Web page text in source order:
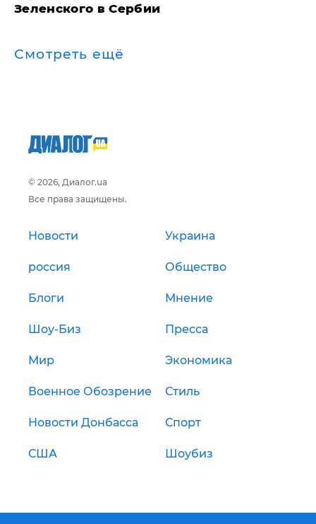
Зеленского в Сербии
Смотреть ещё
© 2026, Диалог.ua
Все права защищены.
Новости Украина
россия Общество
Блоги Мнение
Шоу-Биз Пресса
Мир Экономика
Военное Обозрение Стиль
Новости Донбасса Спорт
США Шоубиз